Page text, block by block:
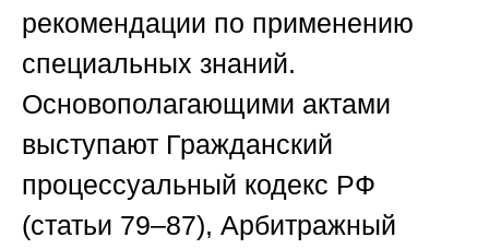
рекомендации по применению
специальных знаний.
Основополагающими актами
выступают Гражданский
процессуальный кодекс РФ
(статьи 79–87), Арбитражный